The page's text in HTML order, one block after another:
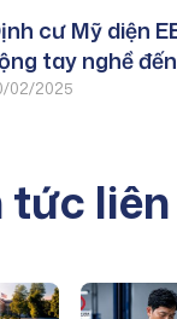
cư Mỹ diện
tay nghề
02/2025
tức